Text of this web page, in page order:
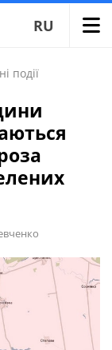
RU
події